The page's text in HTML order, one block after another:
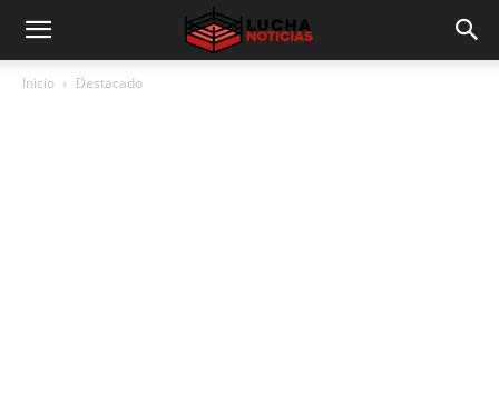
Inicio Destacado